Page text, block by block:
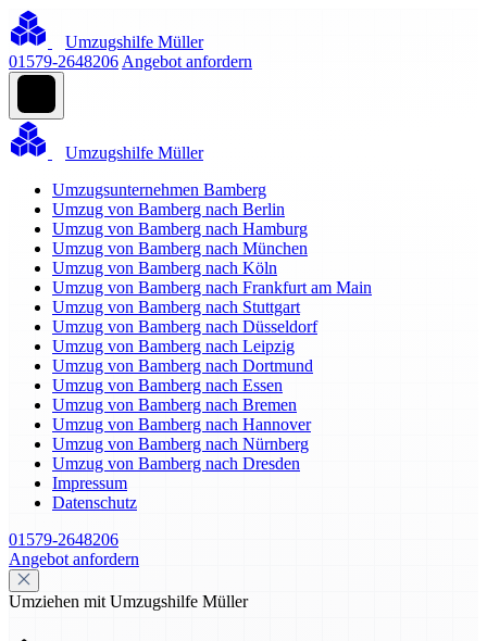
Umzugshilfe Müller
01579-2648206 Angebot anfordern
Umzugshilfe Müller
Umzugsunternehmen Bamberg
Umzug von Bamberg nach Berlin
Umzug von Bamberg nach Hamburg
Umzug von Bamberg nach München
Umzug von Bamberg nach Köln
Umzug von Bamberg nach Frankfurt am Main
Umzug von Bamberg nach Stuttgart
Umzug von Bamberg nach Düsseldorf
Umzug von Bamberg nach Leipzig
Umzug von Bamberg nach Dortmund
Umzug von Bamberg nach Essen
Umzug von Bamberg nach Bremen
Umzug von Bamberg nach Hannover
Umzug von Bamberg nach Nürnberg
Umzug von Bamberg nach Dresden
Impressum
Datenschutz
01579-2648206
Angebot anfordern
Umziehen mit Umzugshilfe Müller